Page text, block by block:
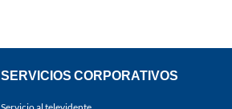
SERVICIOS CORPORATIVOS